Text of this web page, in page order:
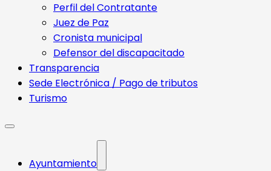
Perfil del Contratante
Juez de Paz
Cronista municipal
Defensor del discapacitado
Transparencia
Sede Electrónica / Pago de tributos
Turismo
Ayuntamiento